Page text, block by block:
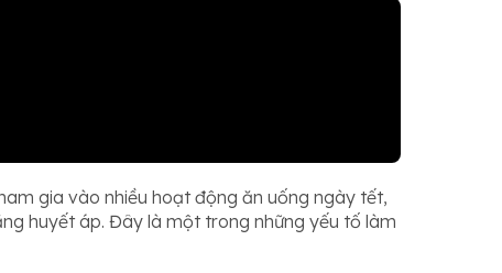
gia vào nhiều hoạt động ăn uống ngày tết,
huyết áp. Đây là một trong những yếu tố làm